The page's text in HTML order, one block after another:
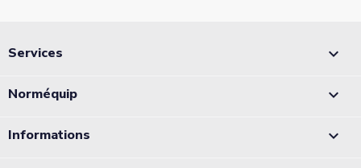
Services 
Norméquip 
Informations 